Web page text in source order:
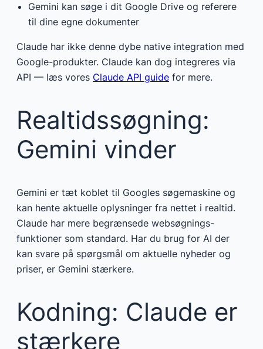
Gemini kan søge i dit Google Drive og referere
til dine egne dokumenter
Claude har ikke denne dybe native integration med
Google-produkter. Claude kan dog integreres via
API — læs vores Claude API guide for mere.
Realtidssøgning:
Gemini vinder
Gemini er tæt koblet til Googles søgemaskine og
kan hente aktuelle oplysninger fra nettet i realtid.
Claude har mere begrænsede websøgnings-
funktioner som standard. Har du brug for AI der
kan svare på spørgsmål om aktuelle nyheder og
priser, er Gemini stærkere.
Kodning: Claude er
stærkere